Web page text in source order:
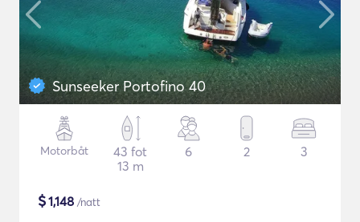
Sunseeker Portofino 40
Motorbåt
43 fot
13 m
6 2 3
$1,148 /natt